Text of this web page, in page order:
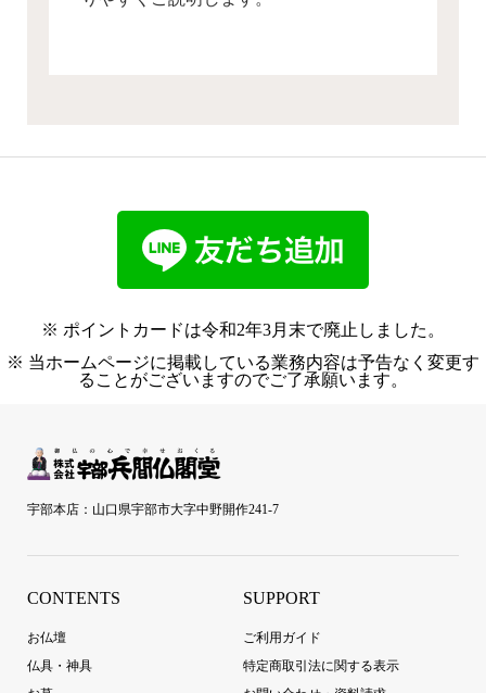
※ ポイントカードは令和2年3月末で廃止しました。
※ 当ホームページに掲載している業務内容は予告なく変更す
ることがございますのでご了承願います。
宇部本店：山口県宇部市大字中野開作241-7
CONTENTS
お仏壇
仏具・神具
SUPPORT
ご利用ガイド
特定商取引法に関する表示